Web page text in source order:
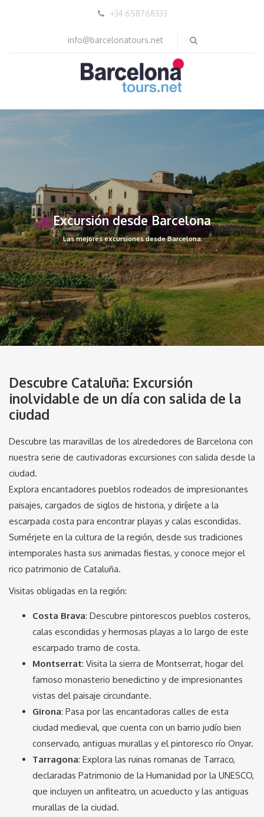
+34 658768333
info@barcelonatours.net
Excursión desde Barcelona
Las mejores excursiones desde Barcelona
Descubre Cataluña: Excursión
inolvidable de un día con salida de la
ciudad
Descubre las maravillas de los alrededores de Barcelona con
nuestra serie de cautivadoras excursiones con salida desde la
ciudad.
Explora encantadores pueblos rodeados de impresionantes
paisajes, cargados de siglos de historia, y diríjete a la
escarpada costa para encontrar playas y calas escondidas.
Sumérjete en la cultura de la región, desde sus tradiciones
intemporales hasta sus animadas fiestas, y conoce mejor el
rico patrimonio de Cataluña.
Visitas obligadas en la región:
Costa Brava: Descubre pintorescos pueblos costeros,
calas escondidas y hermosas playas a lo largo de este
escarpado tramo de costa.
Montserrat: Visita la sierra de Montserrat, hogar del
famoso monasterio benedictino y de impresionantes
vistas del paisaje circundante.
Girona: Pasa por las encantadoras calles de esta
ciudad medieval, que cuenta con un barrio judío bien
conservado, antiguas murallas y el pintoresco río Onyar.
Tarragona: Explora las ruinas romanas de Tarraco,
declaradas Patrimonio de la Humanidad por la UNESCO,
que incluyen un anfiteatro, un acueducto y las antiguas
murallas de la ciudad.